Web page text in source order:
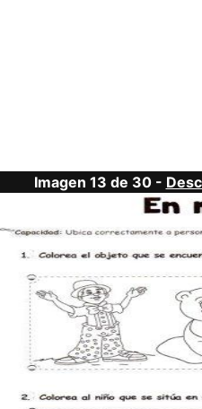
Imagen 13 de 30 -